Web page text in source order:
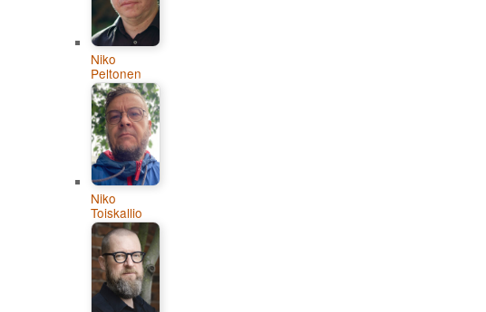
Niko
Peltonen
Niko
Toiskallio